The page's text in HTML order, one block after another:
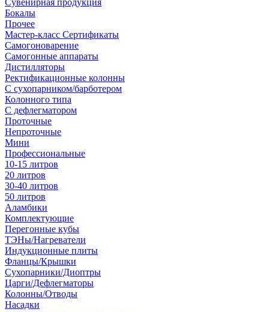
Сувенирная продукция
Бокалы
Прочее
Мастер-класс Сертификаты
Самогоноварение
Самогонные аппараты
Дистилляторы
Ректификационные колонны
С сухопарником/барботером
Колонного типа
С дефлегматором
Проточные
Непроточные
Мини
Профессиональные
10-15 литров
20 литров
30-40 литров
50 литров
Аламбики
Комплектующие
Перегонные кубы
ТЭНы/Нагреватели
Индукционные плиты
Фланцы/Крышки
Сухопарники/Диоптры
Царги/Дефлегматоры
Колонны/Отводы
Насадки